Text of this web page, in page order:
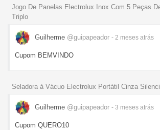
Jogo De Panelas Electrolux Inox Com 5 Peças
Triplo
Guilherme @guipapeador - 2 meses atrás
Cupom BEMVINDO
Seladora à Vácuo Electrolux Portátil Cinza
Guilherme @guipapeador - 3 meses atrás
Cupom QUERO10